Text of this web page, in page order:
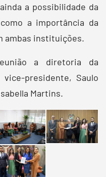
a possibilidade da
a importância da
ambas instituições.
a diretoria da
presidente, Saulo
Martins.